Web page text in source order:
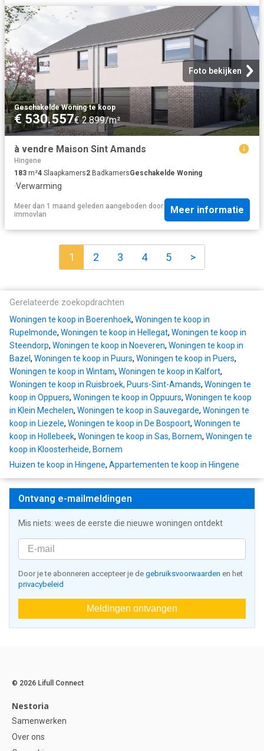
Foto bekijken
Geschakelde Woning·te koop
€ 530.557€ 2.899/m²
à vendre Maison Sint Amands
Hingene
183 m²4 Slaapkamers2 BadkamersGeschakelde Woning
·Verwarming
Meer dan 1 maand geleden aangeboden door
immovlan
Meer informatie
1 2 3 4 5 >
Gerelateerde zoekopdrachten
Woningen te koop in Boerenhoek, Woningen te koop in
Rupelmonde, Woningen te koop in Hellegat, Woningen te koop in
Steendorp, Woningen te koop in Noeveren, Woningen te koop in
Bazel , Woningen te koop in Puurs, Woningen te koop in Puers,
Woningen te koop in Wintam, Woningen te koop in Kalfort,
Woningen te koop in Ruisbroek, Puurs-Sint-Amands, Woningen te
koop in Oppuers, Woningen te koop in Oppuurs, Woningen te koop
in Klein Mechelen, Woningen te koop in Sauvegarde, Woningen te
koop in Liezele, Woningen te koop in De Bospoort, Woningen te
koop in Hollebeek, Woningen te koop in Sas, Bornem, Woningen te
koop in Kloosterheide, Bornem
Huizen te koop in Hingene, Appartementen te koop in Hingene
Ontvang e-mailmeldingen
Mis niets: wees de eerste die nieuwe woningen ontdekt
Door je te abonneren accepteer je de gebruiksvoorwaarden en het
privacybeleid
Meldingen ontvangen
© 2026 Lifull Connect
Nestoria
Samenwerken
Over ons